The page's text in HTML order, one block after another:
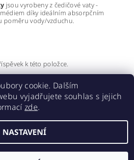
jsou vyrobeny z čedičové vaty -
médiem díky ideálním absorpčním
poměru vody/vzduchu.
k této položce.
, všechna práva vyhrazena
cookie. Dalším
vyjadřujete souhlas s jejich
zde.
NASTAVENÍ